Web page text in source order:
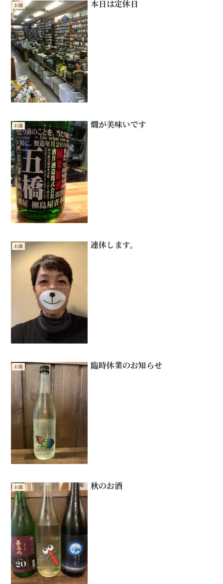
お店 本日は定休日
お店 燗が美味いです
お店 連休します。
お店 臨時休業のお知らせ
お店 秋のお酒